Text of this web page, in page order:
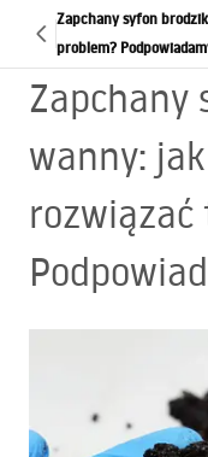
Zapchany syfon
problem?
Zapchany
wanny: